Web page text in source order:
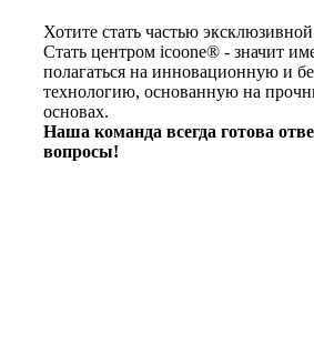
Хотите стать частью
Стать центром icoone® - значит
полагаться на инновационную и
технологию, основанную на
основах.
Наша команда всегда готова
вопросы!